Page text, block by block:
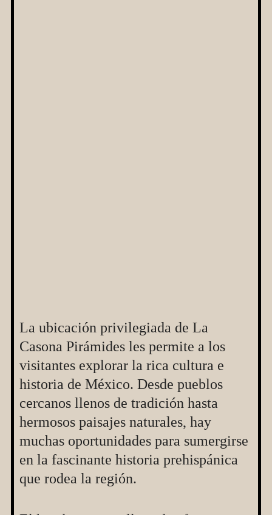
La ubicación privilegiada de La
Casona Pirámides les permite a los
visitantes explorar la rica cultura e
historia de México. Desde pueblos
cercanos llenos de tradición hasta
hermosos paisajes naturales, hay
muchas oportunidades para sumergirse
en la fascinante historia prehispánica
que rodea la región.